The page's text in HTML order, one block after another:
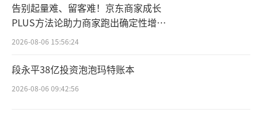
此外，在智慧安防领域，公司新推出的迭
代产品具备更优异的性能和竞争力，产品销量
车电子领域，公司应用于智能驾驶（包括环
视、周视和前视）和舱内等多款产品出货量亦
告别起量难、留客难！京东商家成长
PLUS方法论助力商家跑出确定性增长
路径
2026-08-06 15:56:24
段永平38亿投资泡泡玛特账本
2026-08-06 09:42:56